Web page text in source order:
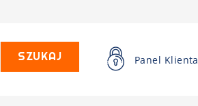
SZUKAJ Panel Klienta